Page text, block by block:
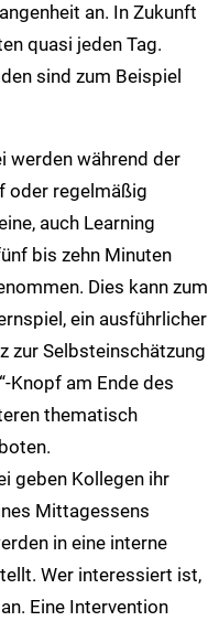
an. In Zukunft
quasi jeden Tag.
sind zum Beispiel
werden während der
oder regelmäßig
auch Learning
bis zehn Minuten
Dies kann zum
ein ausführlicher
zur Selbsteinschätzung
Knopf am Ende des
thematisch
geben Kollegen ihr
Mittagessens
in eine interne
Wer interessiert ist,
Eine Intervention